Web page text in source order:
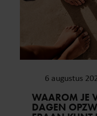
6 augustus
WAAROM JE
DAGEN